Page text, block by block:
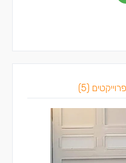
(5)